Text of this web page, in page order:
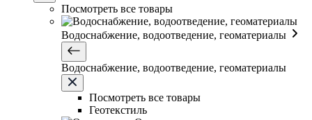
Посмотреть все товары
Водоснабжение, водоотведение, геоматериалы
Водоснабжение, водоотведение, геоматериалы
Посмотреть все товары
Геотекстиль